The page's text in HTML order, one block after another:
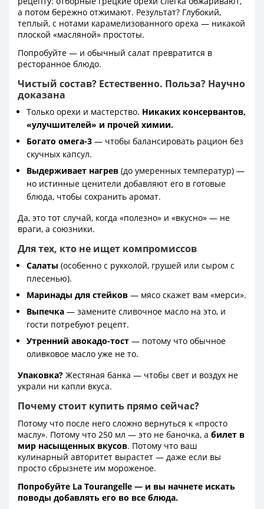
а потом бережно отжимают. Результат? Глубокий,
теплый, с нотами карамелизованного ореха — никакой
плоской «масляной» простоты.
Попробуйте — и обычный салат превратится в
ресторанное блюдо.
Чистый состав? Естественно. Польза? Научно
доказана
Только орехи и мастерство. Никаких консервантов,
«улучшителей» и прочей химии.
Богато омега-3 — чтобы балансировать рацион без
скучных капсул.
Выдерживает нагрев (до умеренных температур) —
но истинные ценители добавляют его в готовые
блюда, чтобы сохранить аромат.
Да, это тот случай, когда «полезно» и «вкусно» — не
враги, а союзники.
Для тех, кто не ищет компромиссов
Салаты (особенно с рукколой, грушей или сыром с
плесенью).
Маринады для стейков — мясо скажет вам «мерси».
Выпечка — замените сливочное масло на это, и
гости потребуют рецепт.
Утренний авокадо-тост — потому что обычное
оливковое масло уже не то.
Упаковка? Жестяная банка — чтобы свет и воздух не
украли ни капли вкуса.
Почему стоит купить прямо сейчас?
Потому что после него сложно вернуться к «просто
маслу». Потому что 250 мл — это не баночка, а билет в
мир насыщенных вкусов. Потому что ваш
кулинарный авторитет вырастет — даже если вы
просто сбрызнете им мороженое.
Попробуйте La Tourangelle — и вы начнете искать
поводы добавлять его во все блюда.